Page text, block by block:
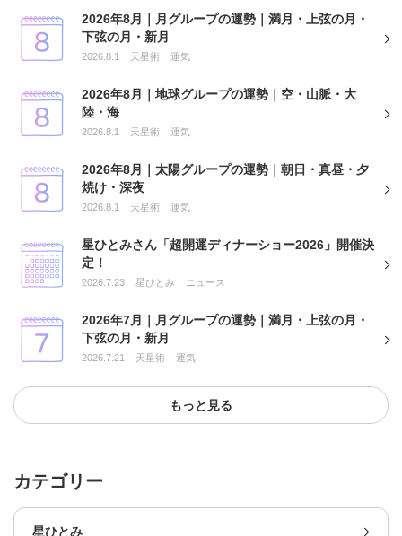
2026年8月｜月グループの運勢｜満月・上弦の月・
下弦の月・新月
2026.8.1 天星術 運気
2026年8月｜地球グループの運勢｜空・山脈・大
陸・海
2026.8.1 天星術 運気
2026年8月｜太陽グループの運勢｜朝日・真昼・夕
焼け・深夜
2026.8.1 天星術 運気
星ひとみさん「超開運ディナーショー2026」開催決
定！
2026.7.23 星ひとみ ニュース
2026年7月｜月グループの運勢｜満月・上弦の月・
下弦の月・新月
2026.7.21 天星術 運気
もっと見る
カテゴリー
星ひとみ